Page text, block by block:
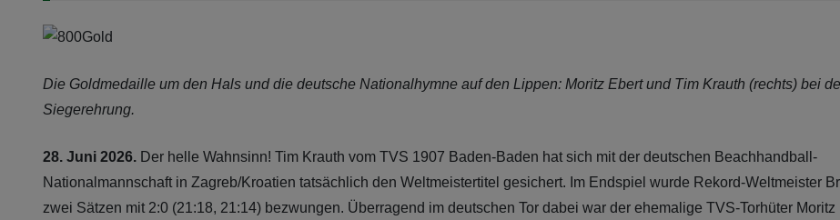
Die Goldmedaille um den Hals und die deutsche Nationalhymne auf den Lippen: Moritz Ebert und Tim Krauth (rechts) bei
Siegerehrung.
28. Juni 2026. Der helle Wahnsinn! Tim Krauth vom TVS 1907 Baden-Baden hat sich mit der deutschen Beachhandball-
Nationalmannschaft in Zagreb/Kroatien tatsächlich den Weltmeistertitel gesichert. Im Endspiel wurde Rekord-Weltmeister
zwei Sätzen mit 2:0 (21:18, 21:14) bezwungen. Überragend im deutschen Tor dabei war der ehemalige TVS-Torhüter Moritz
Wochenübersicht SG